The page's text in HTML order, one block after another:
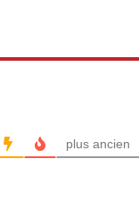
plus ancien